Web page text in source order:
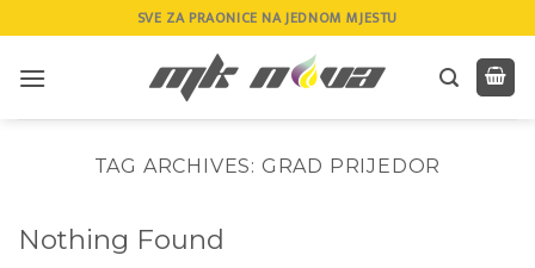
to
content
SVE ZA PRAONICE NA JEDNOM MJESTU
TAG ARCHIVES: GRAD PRIJEDOR
Nothing Found